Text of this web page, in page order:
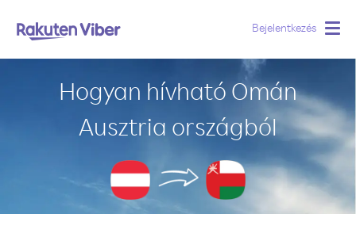
Bejelentkezés
Hogyan hívható Omán
Ausztria országból